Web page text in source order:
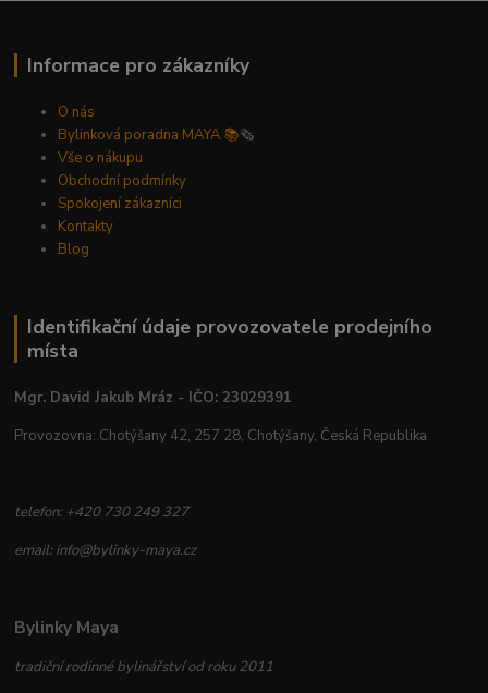
Informace pro zákazníky
O nás
Bylinková poradna MAYA 📚🗞️
Vše o nákupu
Obchodní podmínky
Spokojení zákazníci
Kontakty
Blog
Identifikační údaje provozovatele prodejního
místa
Mgr. David Jakub Mráz - IČO: 23029391
Provozovna: Chotýšany 42, 257 28, Chotýšany, Česká Republika
telefon: +420 730 249 327
email: info@bylinky-maya.cz
Bylinky Maya
tradiční rodinné bylinářství od roku 2011